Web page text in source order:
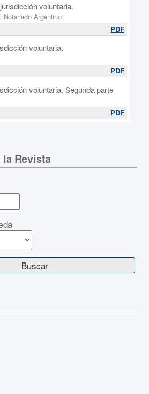
voluntaria.
Notariado Argentino
PDF
voluntaria.
PDF
voluntaria. Segunda parte
PDF
Revista